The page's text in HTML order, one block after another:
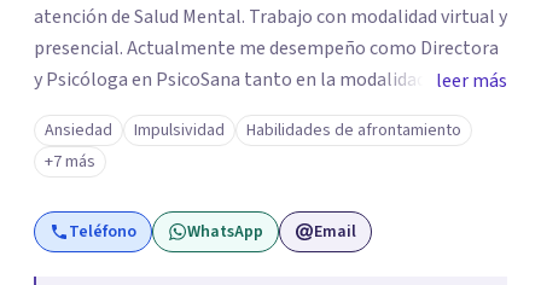
atención de Salud Mental. Trabajo con modalidad virtual y
presencial. Actualmente me desempeño como Directora
y Psicóloga en PsicoSana tanto en la modalidad
presencial como la modalidad online. Busco poder
acompañarte en tu proyecto de vida, de
autoconocimiento, autoestima, bienestar y amor propio.
Mi objetivo es poder ayudarte a conocer tus emociones
desde una estabilidad emocional para lograr una
leer más
Ansiedad Impulsividad
Habilidades de afrontamiento
+7 más
Teléfono WhatsApp Email